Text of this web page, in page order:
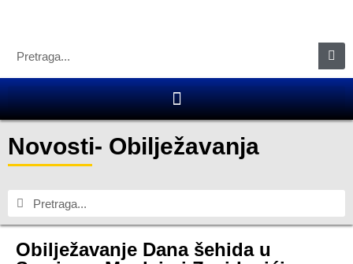
Novosti- Obilježavanja
Obilježavanje Dana šehida u